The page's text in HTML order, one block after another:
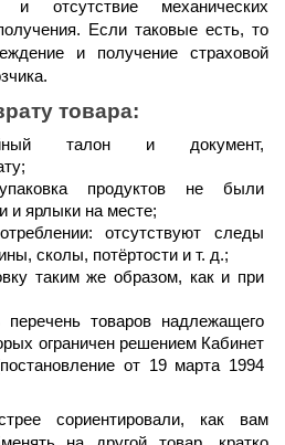
и отсутствие механических
Если таковые есть, то
и получение страховой
товара:
талон и документ,
продуктов не были
и ярлыки на месте;
отсутствуют следы
сколы, потёртости и т. д.;
таким же образом, как и при
товаров надлежащего
ограничен решением Кабинет
от 19 марта 1994
сориентировали, как вам